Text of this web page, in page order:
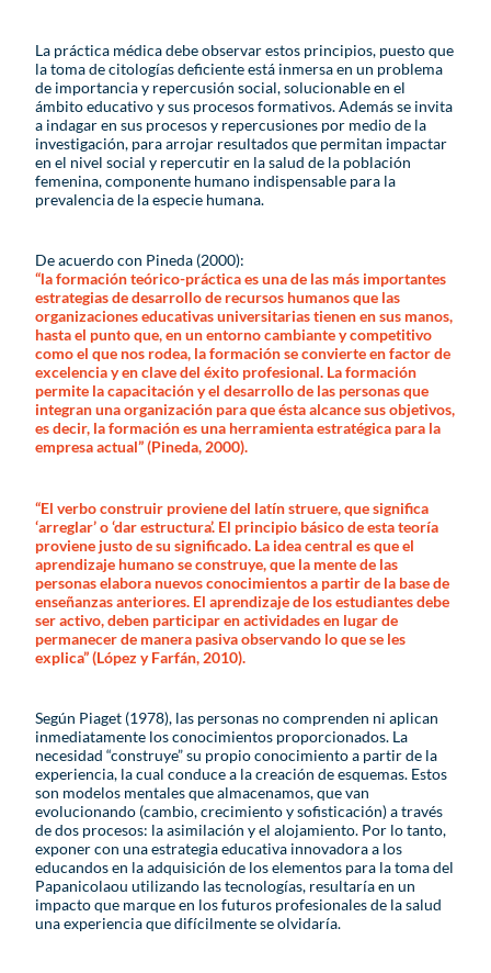
La práctica médica debe observar estos principios, puesto que
la toma de citologías deficiente está inmersa en un problema
de importancia y repercusión social, solucionable en el
ámbito educativo y sus procesos formativos. Además se invita
a indagar en sus procesos y repercusiones por medio de la
investigación, para arrojar resultados que permitan impactar
en el nivel social y repercutir en la salud de la población
femenina, componente humano indispensable para la
prevalencia de la especie humana.
De acuerdo con Pineda (2000):
“la formación teórico-práctica es una de las más importantes
estrategias de desarrollo de recursos humanos que las
organizaciones educativas universitarias tienen en sus manos,
hasta el punto que, en un entorno cambiante y competitivo
como el que nos rodea, la formación se convierte en factor de
excelencia y en clave del éxito profesional. La formación
permite la capacitación y el desarrollo de las personas que
integran una organización para que ésta alcance sus objetivos,
es decir, la formación es una herramienta estratégica para la
empresa actual” (Pineda, 2000).
“El verbo construir proviene del latín struere, que significa
‘arreglar’ o ‘dar estructura’. El principio básico de esta teoría
proviene justo de su significado. La idea central es que el
aprendizaje humano se construye, que la mente de las
personas elabora nuevos conocimientos a partir de la base de
enseñanzas anteriores. El aprendizaje de los estudiantes debe
ser activo, deben participar en actividades en lugar de
permanecer de manera pasiva observando lo que se les
explica” (López y Farfán, 2010).
Según Piaget (1978), las personas no comprenden ni aplican
inmediatamente los conocimientos proporcionados. La
necesidad “construye” su propio conocimiento a partir de la
experiencia, la cual conduce a la creación de esquemas. Estos
son modelos mentales que almacenamos, que van
evolucionando (cambio, crecimiento y sofisticación) a través
de dos procesos: la asimilación y el alojamiento. Por lo tanto,
exponer con una estrategia educativa innovadora a los
educandos en la adquisición de los elementos para la toma del
Papanicolaou utilizando las tecnologías, resultaría en un
impacto que marque en los futuros profesionales de la salud
una experiencia que difícilmente se olvidaría.